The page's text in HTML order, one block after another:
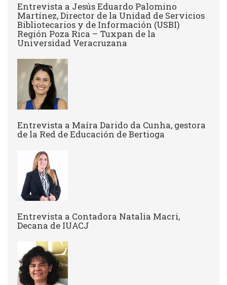
Entrevista a Jesús Eduardo Palomino
Martínez, Director de la Unidad de Servicios
Bibliotecarios y de Información (USBI)
Región Poza Rica – Tuxpan de la
Universidad Veracruzana
Entrevista a ​Maíra Darido da Cunha, gestora
de la Red de Educación de Bertioga
Entrevista a Contadora Natalia Macri,
Decana de IUACJ